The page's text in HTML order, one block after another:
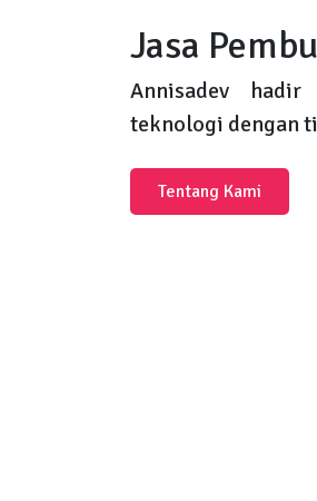
Jasa
Annisadev
teknologi dengan
Tentang Kami